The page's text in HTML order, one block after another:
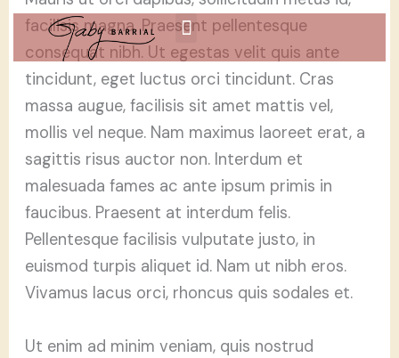
contenido
facilisis magna. Praesent pellentesque
consequat nibh. Ut egestas velit quis ante
tincidunt, eget luctus orci tincidunt. Cras
massa augue, facilisis sit amet mattis vel,
mollis vel neque. Nam maximus laoreet erat, a
sagittis risus auctor non. Interdum et
malesuada fames ac ante ipsum primis in
faucibus. Praesent at interdum felis.
Pellentesque facilisis vulputate justo, in
euismod turpis aliquet id. Nam ut nibh eros.
Vivamus lacus orci, rhoncus quis sodales et.
Ut enim ad minim veniam, quis nostrud